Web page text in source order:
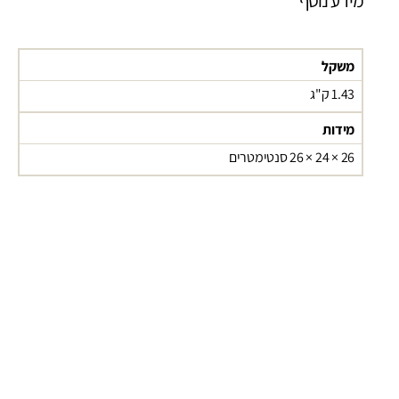
משקל
1.43 ק"ג
מידות
26 × 24 × 26 סנטימטרים